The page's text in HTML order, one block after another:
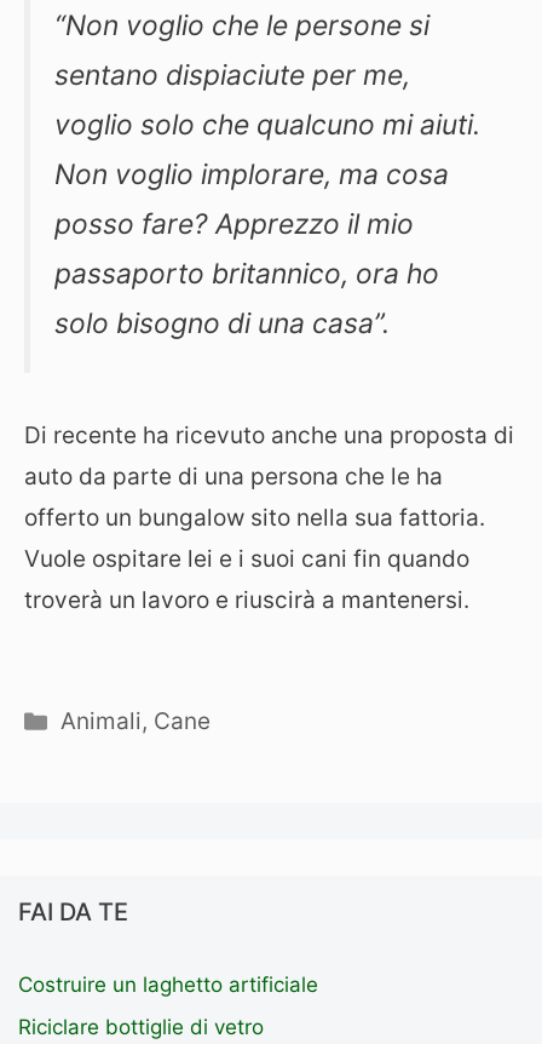
“Non voglio che le persone si
sentano dispiaciute per me,
voglio solo che qualcuno mi aiuti.
Non voglio implorare, ma cosa
posso fare? Apprezzo il mio
passaporto britannico, ora ho
solo bisogno di una casa”.
Di recente ha ricevuto anche una proposta di
auto da parte di una persona che le ha
offerto un bungalow sito nella sua fattoria.
Vuole ospitare lei e i suoi cani fin quando
troverà un lavoro e riuscirà a mantenersi.
Categorie
Animali, Cane
FAI DA TE
Costruire un laghetto artificiale
Riciclare bottiglie di vetro